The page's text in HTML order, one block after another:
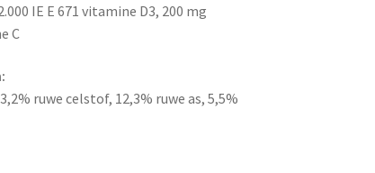
IE E 671 vitamine D3, 200 mg
C
ruwe celstof, 12,3% ruwe as, 5,5%